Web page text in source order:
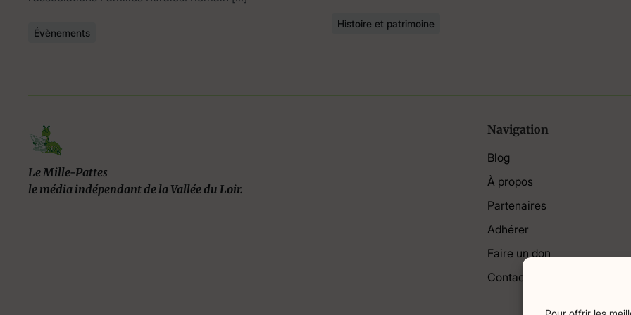
Évènements
Histoire et patrimoine
Le Mille-Pattes
le média indépendant de la Vallée du Loir.
Navigation
Blog
À propos
Partenaires
Adhérer
Faire un don
Contact